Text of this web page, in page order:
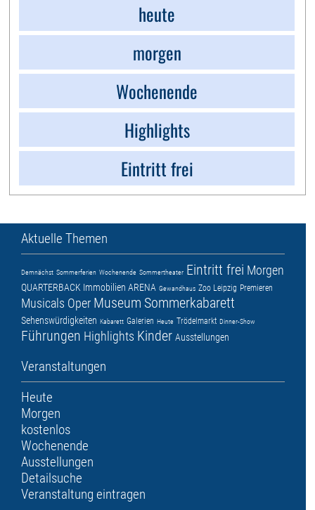
heute
morgen
Wochenende
Highlights
Eintritt frei
Aktuelle Themen
Demnächst Sommerferien Wochenende Sommertheater Eintritt frei Morgen
QUARTERBACK Immobilien ARENA Gewandhaus Zoo Leipzig Premieren
Musicals Oper Museum Sommerkabarett
Sehenswürdigkeiten Kabarett Galerien Heute Trödelmarkt Dinner-Show
Führungen Highlights Kinder Ausstellungen
Veranstaltungen
Heute
Morgen
kostenlos
Wochenende
Ausstellungen
Detailsuche
Veranstaltung eintragen